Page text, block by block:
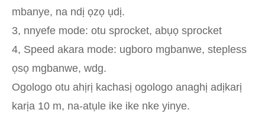
mbanye, na ndị ọzọ ụdị.
3, nnyefe mode: otu sprocket, abụọ sprocket
4, Speed ​​akara mode: ugboro mgbanwe, stepless
ọsọ mgbanwe, wdg.
Ogologo otu ahịrị kachasị ogologo anaghị adịkarị
karịa 10 m, na-atụle ike ike nke yinye.